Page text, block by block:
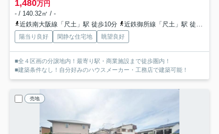
1,480万円
- / 140.32㎡ / -
近鉄南大阪線「尺土」駅 徒歩10分
近鉄御所線「尺土」駅 徒歩10分
陽当り良好 閑静な住宅地 眺望良好
■全４区画の分譲地内！最寄り駅・商業施設まで徒歩圏内！
■建築条件なし！自分好みのハウスメーカー・工務店で建築可能！
売地